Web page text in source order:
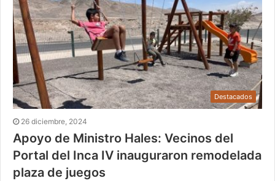
Destacados
26 diciembre, 2024
Apoyo de Ministro Hales: Vecinos del
Portal del Inca IV inauguraron remodelada
plaza de juegos